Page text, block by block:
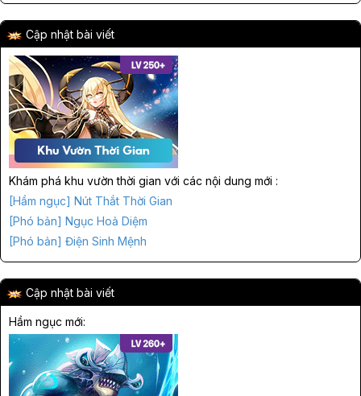
Cập nhật bài viết
Khám phá khu vườn thời gian với các nội dung mới :
[Hầm ngục] Nút Thắt Thời Gian
[Phó bản] Ngục Hoả Diệm
[Phó bản] Điện Sinh Mệnh
Cập nhật bài viết
Hầm ngục mới: